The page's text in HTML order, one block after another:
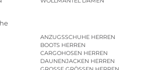
ANZUGSSCHUHE HERREN
BOOTS HERREN
CARGOHOSEN HERREN
DAUNENJACKEN HERREN